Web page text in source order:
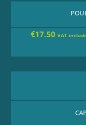
€17.50 VAT